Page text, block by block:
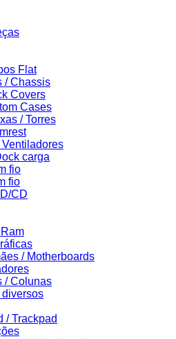
Flat
/ Chassis
Covers
Cases
/ Torres
carga
fio
fio
CD
/ Motherboards
/ Colunas
diversos
/ Trackpad